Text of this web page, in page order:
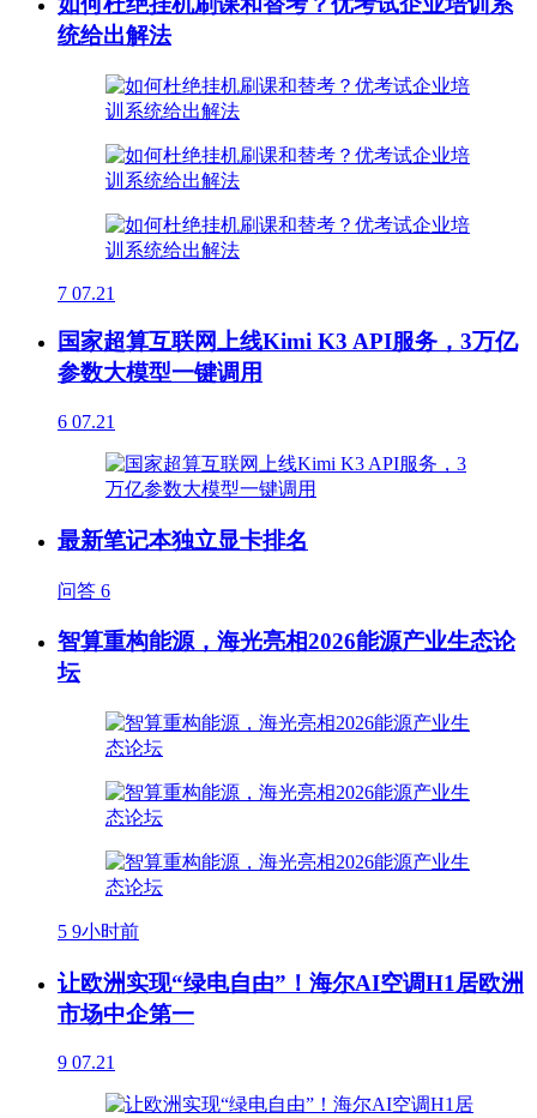
统给出解法
7 07.21
国家超算互联网上线Kimi K3 API服务，3万亿
参数大模型一键调用
6 07.21
最新笔记本独立显卡排名
问答 6
智算重构能源，海光亮相2026能源产业生态论
坛
5 9小时前
让欧洲实现“绿电自由”！海尔AI空调H1居欧洲
市场中企第一
9 07.21